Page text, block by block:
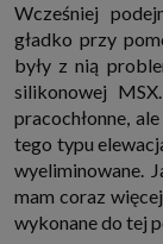
statystycznych,
wygody
również
interesujesz
innych
dotyczącą
przetwarzanie
3. Za Twoją
Partnerzy oraz
Cię reklamy (np.
ich
danych
Wcześniej
gładko przy
były z nią
silikonowej
pracochłonne,
tego typu
wyeliminowane.
mam coraz
wykonane do tej